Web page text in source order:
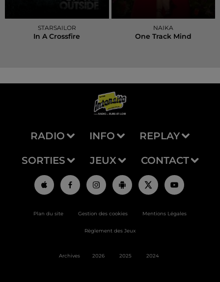
STARSAILOR
In A Crossfire
NAIKA
One Track Mind
RADIO INFO REPLAY
SORTIES JEUX CONTACT
Plan du site Gestion des cookies Mentions Légales
Règlement des Jeux
Archives 2026 2025 2024